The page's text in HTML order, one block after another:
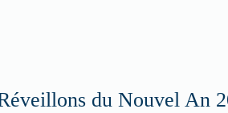
du Nouvel An